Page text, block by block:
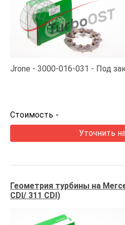
Jrone 3000-016-031 Под
Стоимость -
Уточнить
Геометрия турбины на
CDI/ 311 CDI)